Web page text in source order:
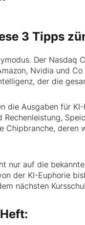
3 Tipps
Der Nasdaq
Nvidia und
der die
die Ausgaben für
Rechenleistung,
Chipbranche,
nur auf die
der KI-Euphorie
nächsten